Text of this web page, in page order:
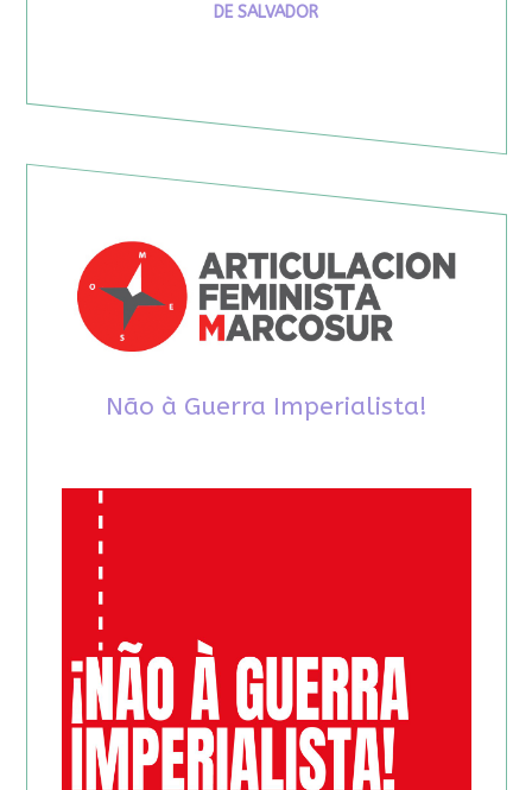
DE SALVADOR
Não à Guerra Imperialista!